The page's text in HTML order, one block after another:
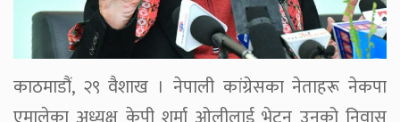
काठमाडौं, २९ वैशाख । नेपाली कांग्रेसका नेताहरू नेकपा